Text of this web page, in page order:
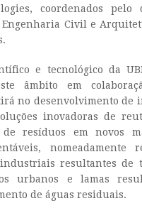
coordenados pelo
Civil e
e tecnológico da
âmbito em
no desenvolvimento de
inovadoras de
resíduos em novos
nomeadamente
resultantes de
urbanos e lamas
de águas residuais.